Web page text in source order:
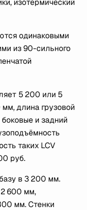
изотермический
одинаковыми
из 90-сильного
5 200 или 5
длина грузовой
и задний
таких LCV
руб.
в 3 200 мм.
600 мм,
мм. Стенки